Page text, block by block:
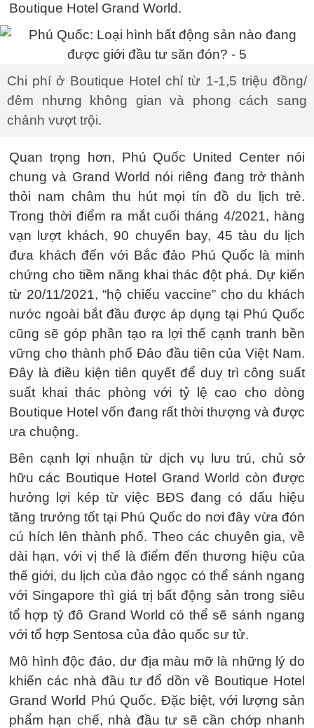
Boutique Hotel Grand World.
Chi phí ở Boutique Hotel chỉ từ 1-1,5 triệu đồng/
đêm nhưng không gian và phong cách sang
chảnh vượt trội.
Quan trọng hơn, Phú Quốc United Center nói
chung và Grand World nói riêng đang trở thành
thỏi nam châm thu hút mọi tín đồ du lịch trẻ.
Trong thời điểm ra mắt cuối tháng 4/2021, hàng
vạn lượt khách, 90 chuyến bay, 45 tàu du lịch
đưa khách đến với Bắc đảo Phú Quốc là minh
chứng cho tiềm năng khai thác đột phá. Dự kiến
từ 20/11/2021, “hộ chiếu vaccine” cho du khách
nước ngoài bắt đầu được áp dụng tại Phú Quốc
cũng sẽ góp phần tạo ra lợi thế cạnh tranh bền
vững cho thành phố Đảo đầu tiên của Việt Nam.
Đây là điều kiện tiên quyết để duy trì công suất
suất khai thác phòng với tỷ lệ cao cho dòng
Boutique Hotel vốn đang rất thời thượng và được
ưa chuộng.
Bên cạnh lợi nhuận từ dịch vụ lưu trú, chủ sở
hữu các Boutique Hotel Grand World còn được
hưởng lợi kép từ việc BĐS đang có dấu hiệu
tăng trưởng tốt tại Phú Quốc do nơi đây vừa đón
cú hích lên thành phố. Theo các chuyên gia, về
dài hạn, với vị thế là điểm đến thương hiệu của
thế giới, du lịch của đảo ngọc có thể sánh ngang
với Singapore thì giá trị bất động sản trong siêu
tổ hợp tỷ đô Grand World có thể sẽ sánh ngang
với tổ hợp Sentosa của đảo quốc sư tử.
Mô hình độc đáo, dư địa màu mỡ là những lý do
khiến các nhà đầu tư đổ dồn về Boutique Hotel
Grand World Phú Quốc. Đặc biệt, với lượng sản
phẩm hạn chế, nhà đầu tư sẽ cần chớp nhanh